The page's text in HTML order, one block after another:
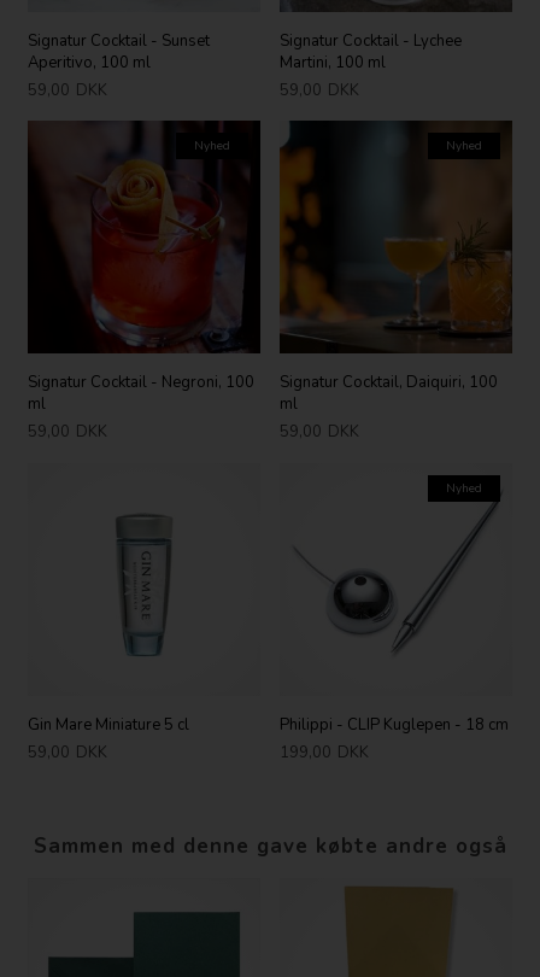
Signatur Cocktail - Sunset
Aperitivo, 100 ml
59,00 DKK
Signatur Cocktail - Lychee
Martini, 100 ml
59,00 DKK
Nyhed
Signatur Cocktail - Negroni, 100
ml
59,00 DKK
Nyhed
Signatur Cocktail, Daiquiri, 100
ml
59,00 DKK
Gin Mare Miniature 5 cl
59,00 DKK
Nyhed
Philippi - CLIP Kuglepen - 18 cm
199,00 DKK
Sammen med denne gave købte andre også